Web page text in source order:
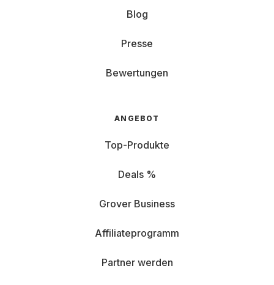
Blog
Presse
Bewertungen
ANGEBOT
Top-Produkte
Deals %
Grover Business
Affiliateprogramm
Partner werden